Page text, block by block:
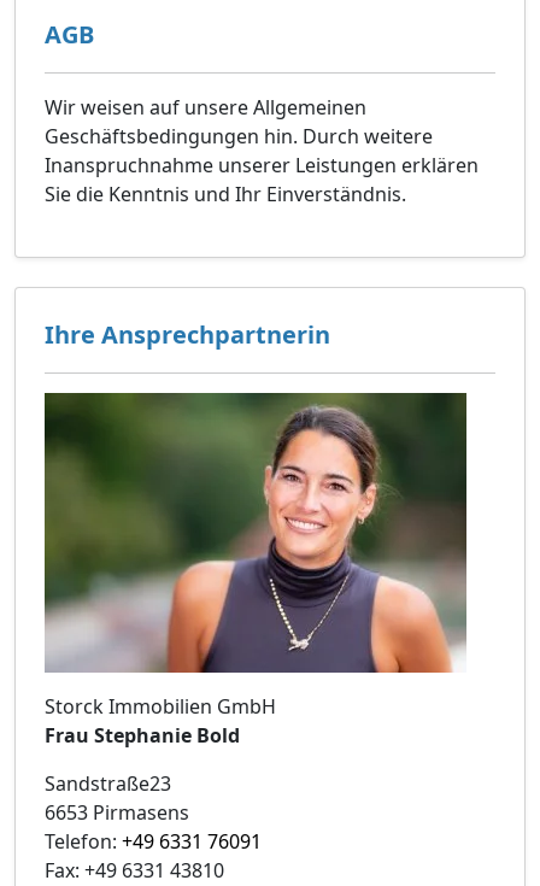
AGB
Wir weisen auf unsere Allgemeinen
Geschäftsbedingungen hin. Durch weitere
Inanspruchnahme unserer Leistungen erklären
Sie die Kenntnis und Ihr Einverständnis.
Ihre Ansprechpartnerin
Storck Immobilien GmbH
Frau Stephanie Bold
Sandstraße23
6653 Pirmasens
Telefon: +49 6331 76091
Fax: +49 6331 43810